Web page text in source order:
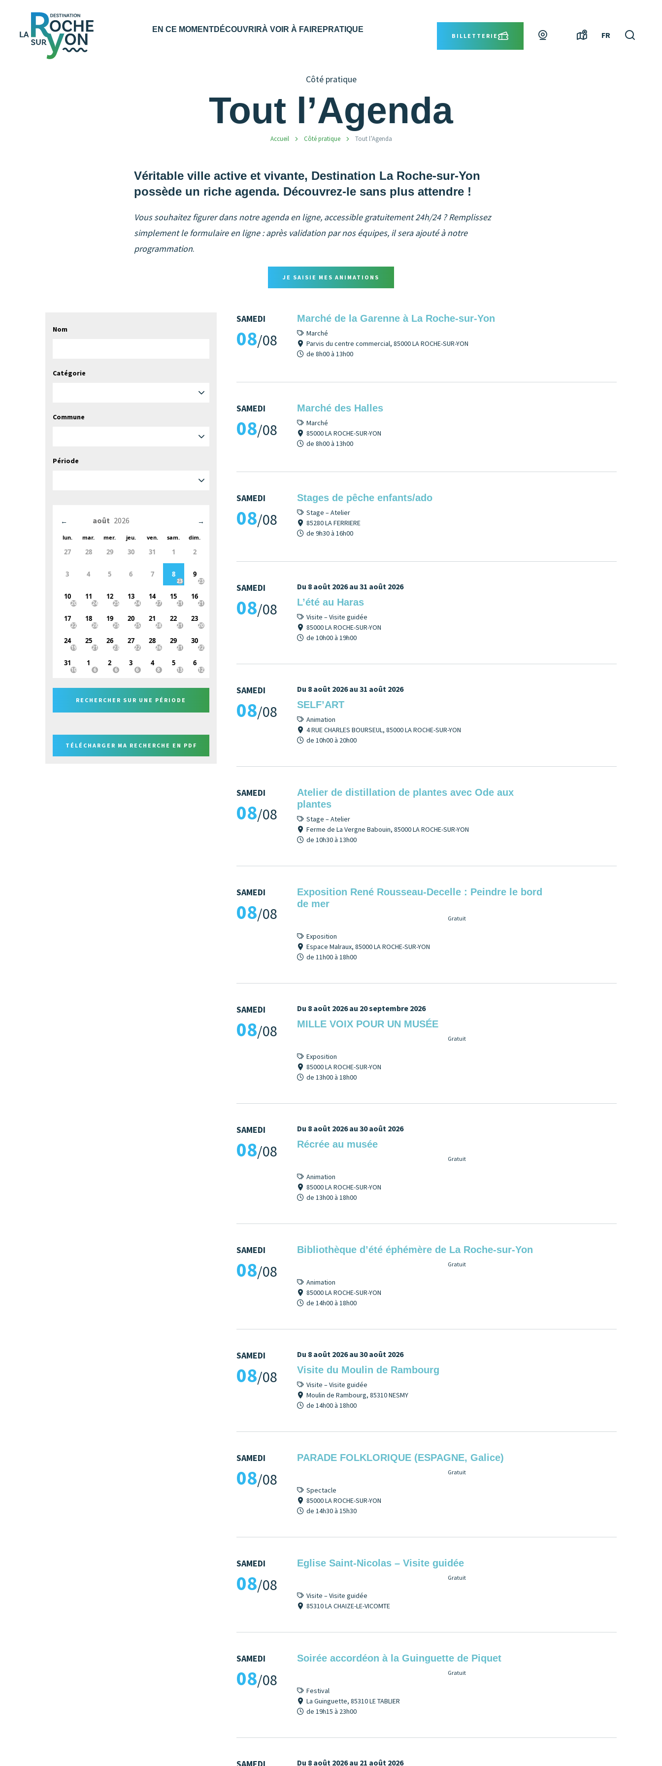
Office
de
Tourisme
EN CE MOMENTDÉCOUVRIRÀ VOIR À FAIRE PRATIQUE
BILLETTERIE Webcams CarteFR
Côté pratique
Tout l’Agenda
Accueil Côté pratique Tout l’Agenda
Véritable ville active et vivante, Destination La Roche-sur-Yon
possède un riche agenda. Découvrez-le sans plus attendre !
Vous souhaitez figurer dans notre agenda en ligne, accessible gratuitement 24h/24 ? Remplissez
simplement le formulaire en ligne : après validation par nos équipes, il sera ajouté à notre
programmation.
JE SAISIE MES ANIMATIONS
Nom
Catégorie
Commune
Période
← →
lun. mar. mer. jeu. ven. sam. dim.
27 28 29 30 31 1 2
3 4 5 6 7 8 9
10 11 12 13 14 15 16
17 18 19 20 21 22 23
24 25 26 27 28 29 30
31 1 2 3 4 5 6
RECHERCHER SUR UNE PÉRIODE
TÉLÉCHARGER MA RECHERCHE EN PDF
SAMEDI
08/08
Marché de la Garenne à La Roche-sur-Yon
Marché
Parvis du centre commercial, 85000 LA ROCHE-SUR-YON
de 8h00 à 13h00
SAMEDI
08/08
Marché des Halles
Marché
85000 LA ROCHE-SUR-YON
de 8h00 à 13h00
SAMEDI
08/08
Stages de pêche enfants/ado
Stage – Atelier
85280 LA FERRIERE
de 9h30 à 16h00
SAMEDI
08/08
Du 8 août 2026 au 31 août 2026
L’été au Haras
Visite – Visite guidée
85000 LA ROCHE-SUR-YON
de 10h00 à 19h00
SAMEDI
08/08
Du 8 août 2026 au 31 août 2026
SELF’ART
Animation
4 RUE CHARLES BOURSEUL, 85000 LA ROCHE-SUR-YON
de 10h00 à 20h00
SAMEDI
08/08
Atelier de distillation de plantes avec Ode aux
plantes
Stage – Atelier
Ferme de La Vergne Babouin, 85000 LA ROCHE-SUR-YON
de 10h30 à 13h00
SAMEDI
08/08
Exposition René Rousseau-Decelle : Peindre le bord
de mer
Gratuit
Exposition
Espace Malraux, 85000 LA ROCHE-SUR-YON
de 11h00 à 18h00
SAMEDI
08/08
Du 8 août 2026 au 20 septembre 2026
MILLE VOIX POUR UN MUSÉE
Gratuit
Exposition
85000 LA ROCHE-SUR-YON
de 13h00 à 18h00
SAMEDI
08/08
Du 8 août 2026 au 30 août 2026
Récrée au musée
Gratuit
Animation
85000 LA ROCHE-SUR-YON
de 13h00 à 18h00
SAMEDI
08/08
Bibliothèque d’été éphémère de La Roche-sur-Yon
Gratuit
Animation
85000 LA ROCHE-SUR-YON
de 14h00 à 18h00
SAMEDI
08/08
Du 8 août 2026 au 30 août 2026
Visite du Moulin de Rambourg
Visite – Visite guidée
Moulin de Rambourg, 85310 NESMY
de 14h00 à 18h00
SAMEDI
08/08
PARADE FOLKLORIQUE (ESPAGNE, Galice)
Gratuit
Spectacle
85000 LA ROCHE-SUR-YON
de 14h30 à 15h30
SAMEDI
08/08
Eglise Saint-Nicolas – Visite guidée
Gratuit
Visite – Visite guidée
85310 LA CHAIZE-LE-VICOMTE
SAMEDI
08/08
Soirée accordéon à la Guinguette de Piquet
Gratuit
Festival
La Guinguette, 85310 LE TABLIER
de 19h15 à 23h00
Du 8 août 2026 au 21 août 2026